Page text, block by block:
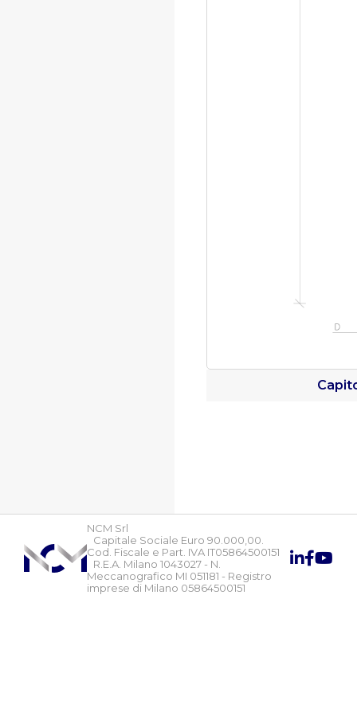
NCM Srl
Capitale Sociale Euro 90.000,00.
Cod. Fiscale e Part. IVA IT05864500151
R.E.A. Milano 1043027 - N.
Meccanografico MI 051181 - Registro
imprese di Milano 05864500151